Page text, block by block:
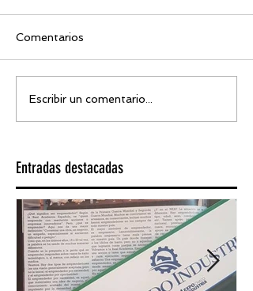
Comentarios
Escribir un comentario...
Entradas destacadas